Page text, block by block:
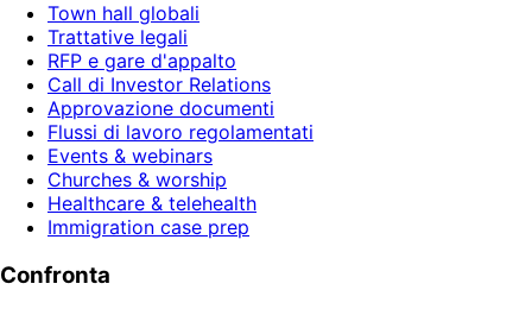
Town hall globali
Trattative legali
RFP e gare d'appalto
Call di Investor Relations
Approvazione documenti
Flussi di lavoro regolamentati
Events & webinars
Churches & worship
Healthcare & telehealth
Immigration case prep
Confronta